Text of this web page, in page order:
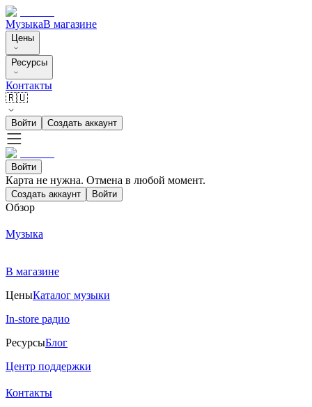
МузыкаВ магазине
Цены
Ресурсы
Контакты
🇷🇺
Войти Создать аккаунт
Войти
Карта не нужна. Отмена в любой момент.
Создать аккаунт Войти
Обзор
Музыка
В магазине
ЦеныКаталог музыки
In-store радио
РесурсыБлог
Центр поддержки
Контакты